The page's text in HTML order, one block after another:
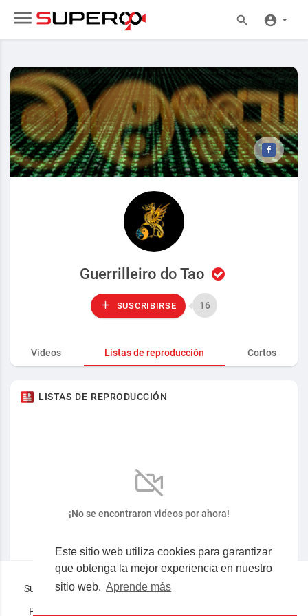
Este sitio web utiliza cookies para garantizar
que obtenga la mejor experiencia en nuestro
sitio web. Aprende más
Guerrilleiro do Tao
SUSCRIBIRSE 16
Videos Listas de reproducción Cortos
LISTAS DE REPRODUCCIÓN
¡No se encontraron videos por ahora!
Superocho la plataforma consciente en español © 2019-2023
Preguntas frecuentes